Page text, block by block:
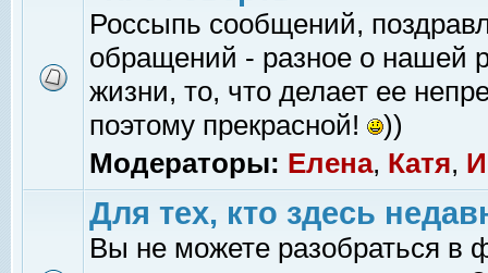
Россыпь сообщений,
обращений - разное о нашей
жизни, то, что делает ее
поэтому прекрасной!
))
Модераторы: Елена, Катя,
Для тех, кто здесь
Вы не можете разобраться в